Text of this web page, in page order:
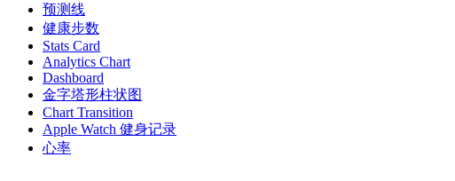
预测线
健康步数
Stats Card
Analytics Chart
Dashboard
金字塔形柱状图
Chart Transition
Apple Watch 健身记录
心率